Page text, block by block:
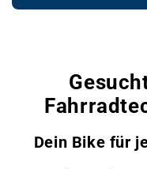
Dein Bike für